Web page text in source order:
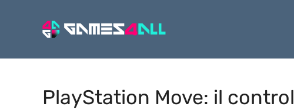
PlayStation Move: il